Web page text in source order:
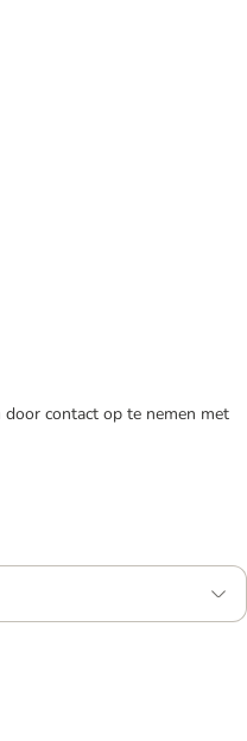
contact op te nemen met